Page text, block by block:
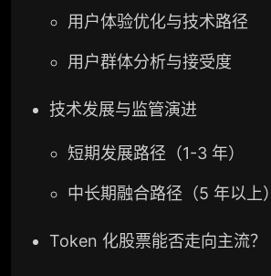
用户体验优化与技术路径
用户群体分析与接受度
技术发展与监管演进
短期发展路径（1-3 年）
中长期融合路径（5 年以上）
Token 化股票能否走向主流？